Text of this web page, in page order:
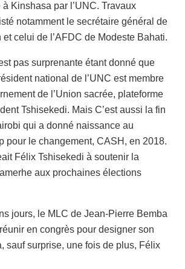
Kinshasa par l’UNC. Travaux
notamment le secrétaire général de
et celui de l’AFDC de Modeste Bahati.
pas surprenante étant donné que
national de l’UNC est membre
de l’Union sacrée, plateforme
Tshisekedi. Mais C’est aussi la fin
qui a donné naissance au
pour le changement, CASH, en 2018.
Félix Tshisekedi à soutenir la
aux prochaines élections
jours, le MLC de Jean-Pierre Bemba
en congrès pour designer son
sauf surprise, une fois de plus, Félix